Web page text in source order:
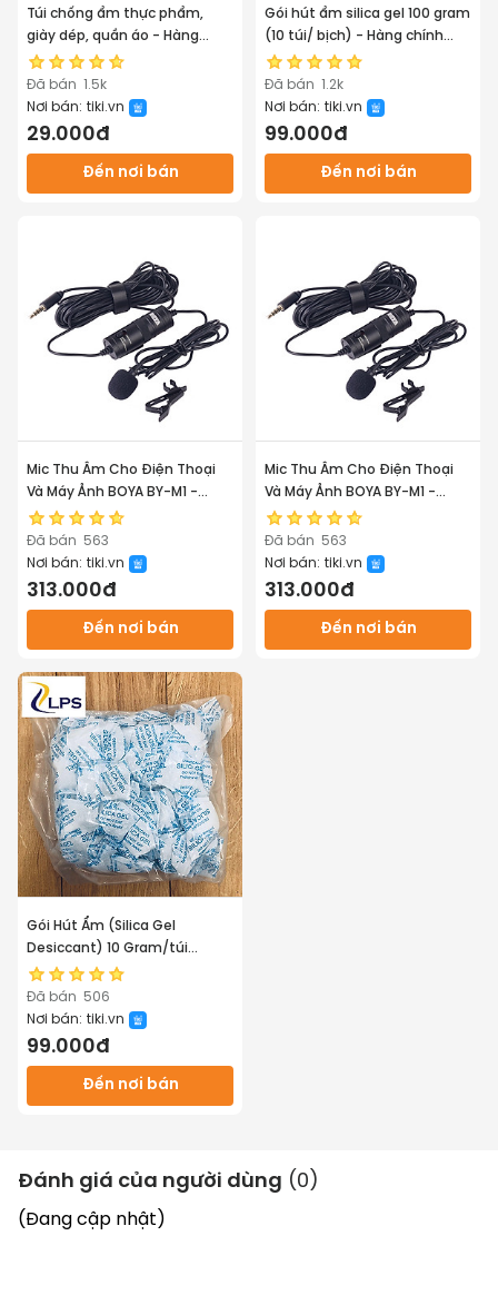
Túi chống ẩm thực phẩm,
giày dép, quần áo - Hàng
chính hãng
Đã bán 1.5k
Nơi bán: tiki.vn
29.000đ
Đến nơi bán
Gói hút ẩm silica gel 100 gram
(10 túi/ bịch) - Hàng chính
hãng
Đã bán 1.2k
Nơi bán: tiki.vn
99.000đ
Đến nơi bán
Mic Thu Âm Cho Điện Thoại
Và Máy Ảnh BOYA BY-M1 -
Hàng Chính Hãng
Đã bán 563
Nơi bán: tiki.vn
313.000đ
Đến nơi bán
Mic Thu Âm Cho Điện Thoại
Và Máy Ảnh BOYA BY-M1 -
Hàng Chính Hãng
Đã bán 563
Nơi bán: tiki.vn
313.000đ
Đến nơi bán
Gói Hút Ẩm (Silica Gel
Desiccant) 10 Gram/túi
(1kg/bọc)
Đã bán 506
Nơi bán: tiki.vn
99.000đ
Đến nơi bán
Đánh giá của người dùng (0 )
(Đang cập nhật)